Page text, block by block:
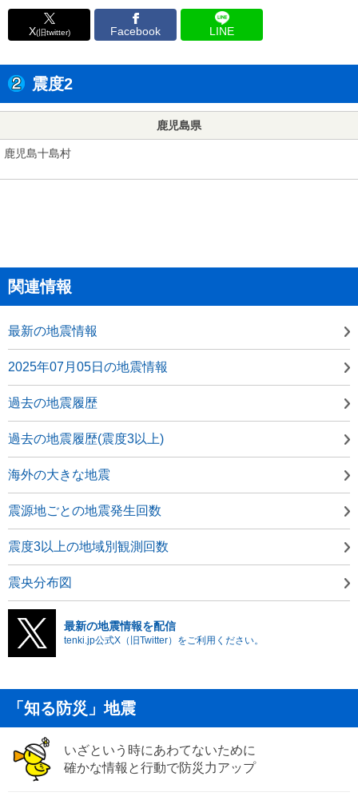
X(旧twitter) Facebook LINE
震度2
鹿児島県
鹿児島十島村
関連情報
最新の地震情報
2025年07月05日の地震情報
過去の地震履歴
過去の地震履歴(震度3以上)
海外の大きな地震
震源地ごとの地震発生回数
震度3以上の地域別観測回数
震央分布図
最新の地震情報を配信
tenki.jp公式X（旧Twitter）をご利用ください。
「知る防災」地震
いざという時にあわてないために
確かな情報と行動で防災力アップ